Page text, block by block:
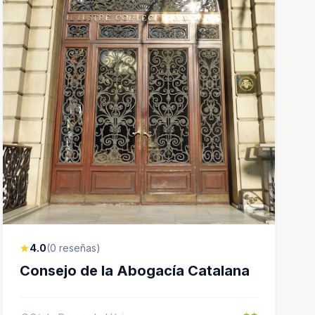
star4.0(0 reseñas)
Consejo de la Abogacía Catalana